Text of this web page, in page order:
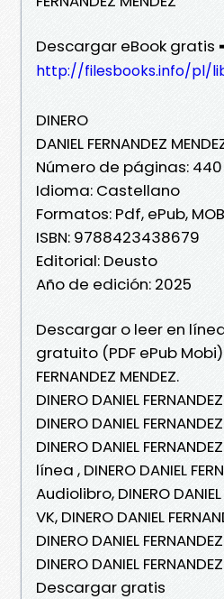
Descargar eBook gratis
http://filesbooks.info/pl/
DINERO
DANIEL FERNANDEZ
Número de páginas: 440
Idioma: Castellano
Formatos: Pdf, ePub,
ISBN: 9788423438679
Editorial: Deusto
Año de edición: 2025
Descargar o leer en línea
gratuito (PDF ePub Mobi)
FERNANDEZ MENDEZ.
DINERO DANIEL
DINERO DANIEL
DINERO DANIEL
línea , DINERO DANIEL
Audiolibro, DINERO DANIEL
VK, DINERO DANIEL
DINERO DANIEL
DINERO DANIEL
Descargar gratis